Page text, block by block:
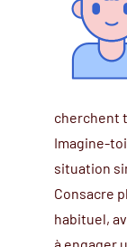
cherchent
Imagine-
situation
Consacre
habituel,